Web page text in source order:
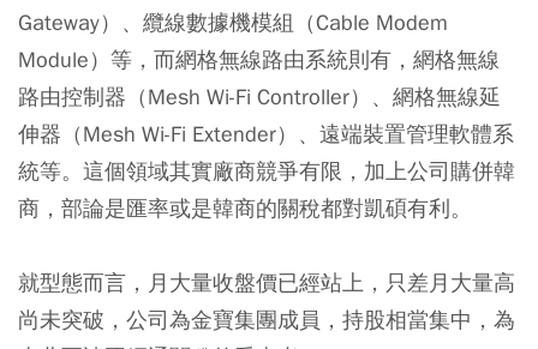
Gateway）、纜線數據機模組（Cable Modem
Module）等，而網格無線路由系統則有，網格無線
路由控制器（Mesh Wi-Fi Controller）、網格無線延
伸器（Mesh Wi-Fi Extender）、遠端裝置管理軟體系
統等。這個領域其實廠商競爭有限，加上公司購併韓
商，部論是匯率或是韓商的關稅都對凱碩有利。
就型態而言，月大量收盤價已經站上，只差月大量高
尚未突破，公司為金寶集團成員，持股相當集中，為